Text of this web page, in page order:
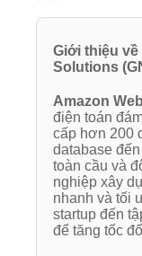
Giới thiệu về
Solutions
Amazon
điện toán
cấp hơn 200
database
toàn cầu và
nghiệp xây
nhanh và tối
startup đến
để tăng tốc